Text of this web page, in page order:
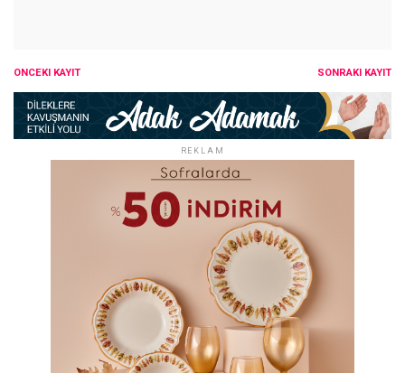
SONRAKI KAYIT
ÖNCEKI KAYIT
REKLAM